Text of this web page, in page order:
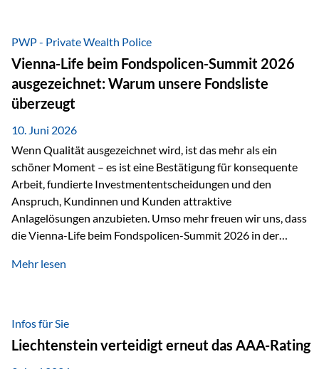
Leitfähigkeit aller Metalle. Diese Eigenschaft macht es für
zahlreiche Zukunftstechnologien praktisch unverzichtbar.
Silber findet sich unter anderem in: Solarmodulen
Elektrofahrzeugen Halbleitern Smartphones und Tablets…
PWP - Private Wealth Police
Vienna-Life beim Fondspolicen-Summit 2026
ausgezeichnet: Warum unsere Fondsliste
überzeugt
10. Juni 2026
Wenn Qualität ausgezeichnet wird, ist das mehr als ein
schöner Moment – es ist eine Bestätigung für konsequente
Arbeit, fundierte Investmententscheidungen und den
Anspruch, Kundinnen und Kunden attraktive
Anlagelösungen anzubieten. Umso mehr freuen wir uns, dass
die Vienna-Life beim Fondspolicen-Summit 2026 in der
dieser Ehrung ist der renommierte Fondspolicenreport der
analysiert und verglichen wurden. Das Ergebnis: Die ETF-
Auswahl der Vienna-Life zählt zu den drei besten Angeboten
am Markt. Für uns ist diese Auszeichnung eine Bestätigung
Mehr lesen
Infos für Sie
Liechtenstein verteidigt erneut das AAA-Rating